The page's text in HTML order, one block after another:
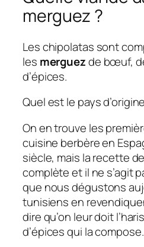
merguez ?
Les chipolatas sont
les merguezde bœuf,
d’épices.
Quel est le pays
On en trouve les
cuisine berbère en
siècle, mais la recette de
complète et il ne s’agit
que nous dégustons
tunisiens en
dire qu’on leur doit
d’épices qui la compose.